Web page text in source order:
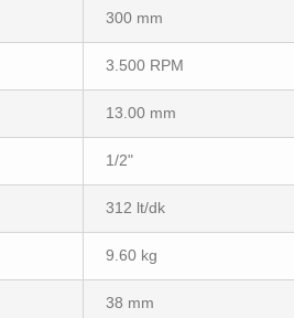
300 mm
3.500 RPM
13.00 mm
1/2"
312 lt/dk
9.60 kg
38 mm